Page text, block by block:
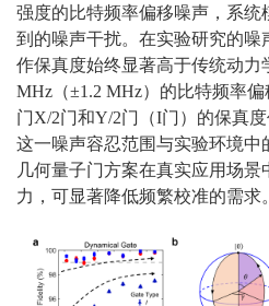
强度的比特频率偏移噪声，系统
到的噪声干扰。在实验研究的噪
作保真度始终显著高于传统动力
MHz（±1.2 MHz）的比特频率
门X/2门和Y/2门（I门）的保真度
这一噪声容忍范围与实验环境中
几何量子门方案在真实应用场
力，可显著降低频繁校准的需求。